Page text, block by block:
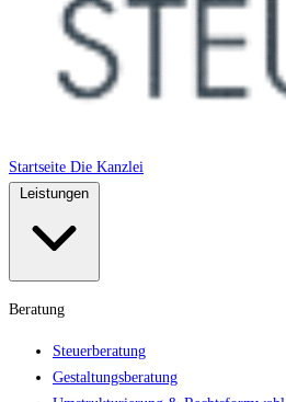
Startseite Die Kanzlei
Beratung
Steuerberatung
Gestaltungsberatung